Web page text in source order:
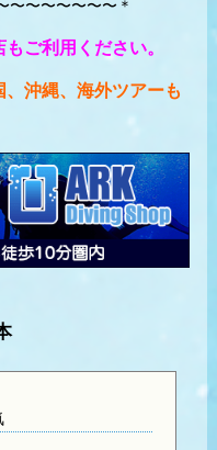
〜〜〜〜〜〜〜＊
ご利用ください。
沖縄、海外ツアーも